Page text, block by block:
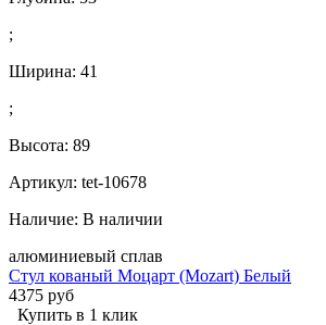
;
Ширина: 41
;
Высота: 89
Артикул: tet-10678
Наличие: В наличии
алюминиевый сплав
Стул кованый Моцарт (Mozart) Белый
4375 руб
Купить в 1 клик